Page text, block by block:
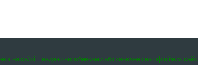
на сайті – надано виробниками або заявлено на офіційних